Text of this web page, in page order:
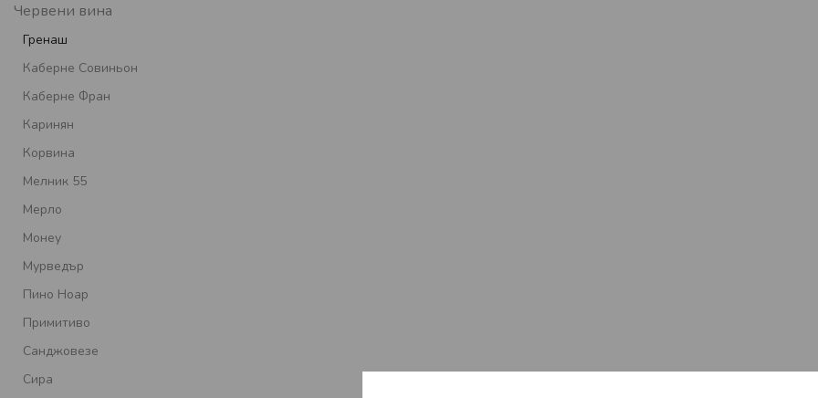
Червени вина
Гренаш
Каберне Совиньон
Каберне Фран
Каринян
Корвина
Мелник 55
Мерло
Монеу
Мурведър
Пино Ноар
Примитиво
Санджовезе
Сира